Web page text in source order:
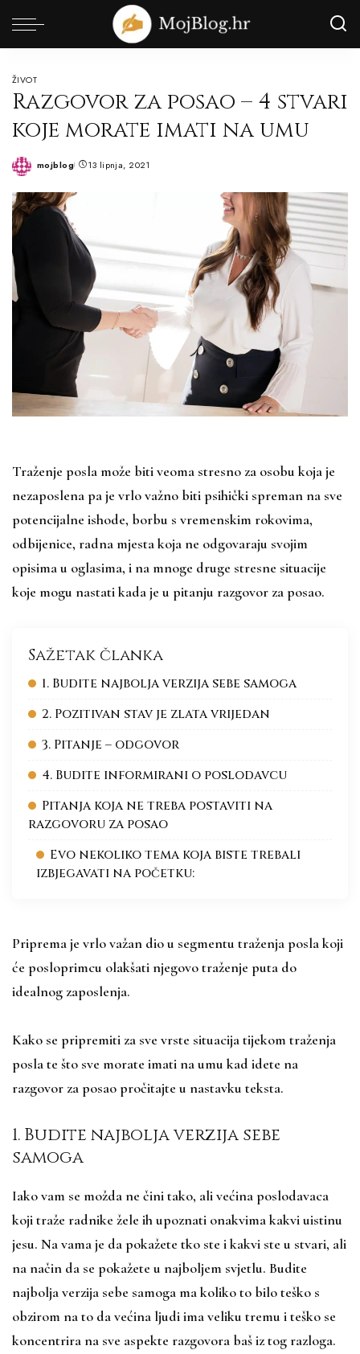
ŽIVOT
Razgovor za posao – 4 stvari
koje morate imati na umu
Posted
mojblog 13 lipnja, 2021
Traženje posla može biti veoma stresno za osobu koja je
nezaposlena pa je vrlo važno biti psihički spreman na sve
potencijalne ishode, borbu s vremenskim rokovima,
odbijenice, radna mjesta koja ne odgovaraju svojim
opisima u oglasima, i na mnoge druge stresne situacije
koje mogu nastati kada je u pitanju razgovor za posao.
Sažetak članka
1. Budite najbolja verzija sebe samoga
2. Pozitivan stav je zlata vrijedan
3. Pitanje – odgovor
4. Budite informirani o poslodavcu
Pitanja koja ne treba postaviti na
razgovoru za posao
Evo nekoliko tema koja biste trebali
izbjegavati na početku:
Priprema je vrlo važan dio u segmentu traženja posla koji
će posloprimcu olakšati njegovo traženje puta do
idealnog zaposlenja.
Kako se pripremiti za sve vrste situacija tijekom traženja
posla te što sve morate imati na umu kad idete na
razgovor za posao pročitajte u nastavku teksta.
1. Budite najbolja verzija sebe
samoga
Iako vam se možda ne čini tako, ali većina poslodavaca
koji traže radnike žele ih upoznati onakvima kakvi uistinu
jesu. Na vama je da pokažete tko ste i kakvi ste u stvari, ali
na način da se pokažete u najboljem svjetlu. Budite
najbolja verzija sebe samoga ma koliko to bilo teško s
obzirom na to da većina ljudi ima veliku tremu i teško se
koncentrira na sve aspekte razgovora baš iz tog razloga.